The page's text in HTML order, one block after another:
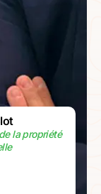
la propriété